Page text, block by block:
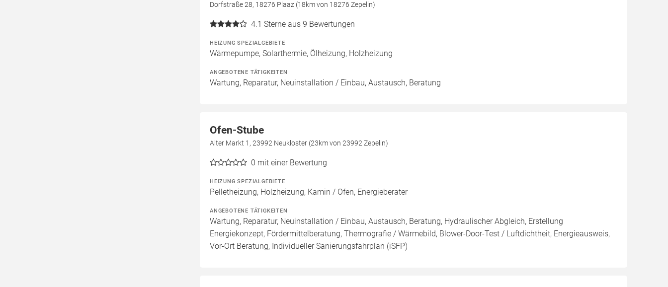
Dorfstraße 28, 18276 Plaaz (18km von 18276 Zepelin)
4.1 Sterne aus 9 Bewertungen
HEIZUNG SPEZIALGEBIETE
Wärmepumpe, Solarthermie, Ölheizung, Holzheizung
ANGEBOTENE TÄTIGKEITEN
Wartung, Reparatur, Neuinstallation / Einbau, Austausch, Beratung
Ofen-Stube
Alter Markt 1, 23992 Neukloster (23km von 23992 Zepelin)
0 mit einer Bewertung
HEIZUNG SPEZIALGEBIETE
Pelletheizung, Holzheizung, Kamin / Ofen, Energieberater
ANGEBOTENE TÄTIGKEITEN
Wartung, Reparatur, Neuinstallation / Einbau, Austausch, Beratung, Hydraulischer Abgleich, Erstellung
Energiekonzept, Fördermittelberatung, Thermografie / Wärmebild, Blower-Door-Test / Luftdichtheit, Energieausweis,
Vor-Ort Beratung, Individueller Sanierungsfahrplan (iSFP)